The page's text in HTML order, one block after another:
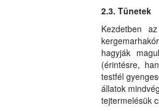
2.3. Tünetek
Kezdetben
hagyják
(érintésre,
testfél
állatok
tejtermelésük